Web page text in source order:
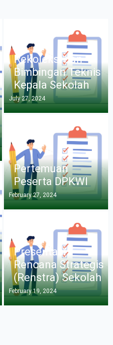
Rekoleksi dan
Bimbingan Teknis
Kepala Sekolah
July 27, 2024
Pertemuan
Peserta DPKWI
February 27, 2024
Presentasi
Rencana Strategis
(Renstra) Sekolah
February 19, 2024